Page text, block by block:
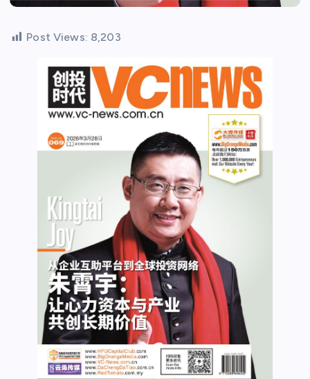
Post Views: 8,203